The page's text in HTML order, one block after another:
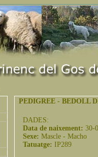
PEDIGREE - BEDOLL
DADES:
Data de naixement: 30-
Sexe: Mascle - Macho
Tatuatge: IP289